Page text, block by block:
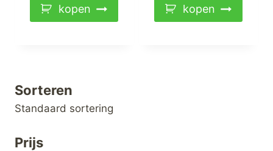
kopen kopen
Sorteren
Sorteren
Standaard sortering
Prijs